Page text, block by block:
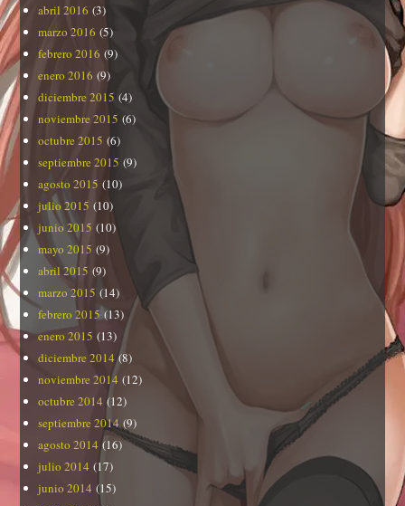
abril 2016 (3)
marzo 2016 (5)
febrero 2016 (9)
enero 2016 (9)
diciembre 2015 (4)
noviembre 2015 (6)
octubre 2015 (6)
septiembre 2015 (9)
agosto 2015 (10)
julio 2015 (10)
junio 2015 (10)
mayo 2015 (9)
abril 2015 (9)
marzo 2015 (14)
febrero 2015 (13)
enero 2015 (13)
diciembre 2014(8)
noviembre 2014 (12)
octubre 2014 (12)
septiembre 2014 (9)
agosto 2014 (16)
julio 2014 (17)
junio 2014 (15)